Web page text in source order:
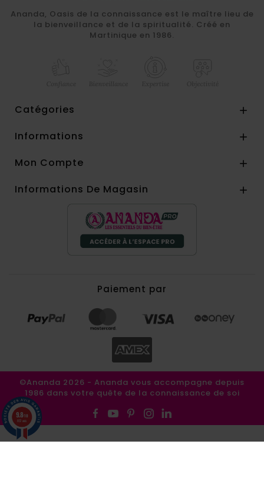
Ananda, Oasis de la connaissance est le maître lieu de
la bienveillance et de la spiritualité. Créé en
Martinique en 1986.
Catégories 
Informations 
Mon Compte 
Informations De Magasin 
Paiement par
©Ananda 2026 - Ananda vous accompagne depuis
1986 dans votre quête de la connaissance de soi
9.8/10
857 avis